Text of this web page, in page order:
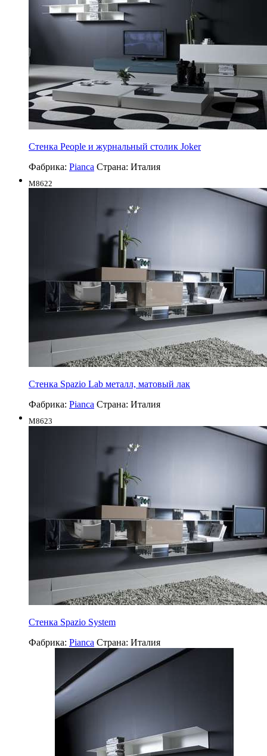
Стенка People и журнальный столик Joker
Фабрика: Pianca Страна: Италия
M8622
Стенка Spazio Lab металл, матовый лак
Фабрика: Pianca Страна: Италия
M8623
Стенка Spazio System
Фабрика: Pianca Страна: Италия